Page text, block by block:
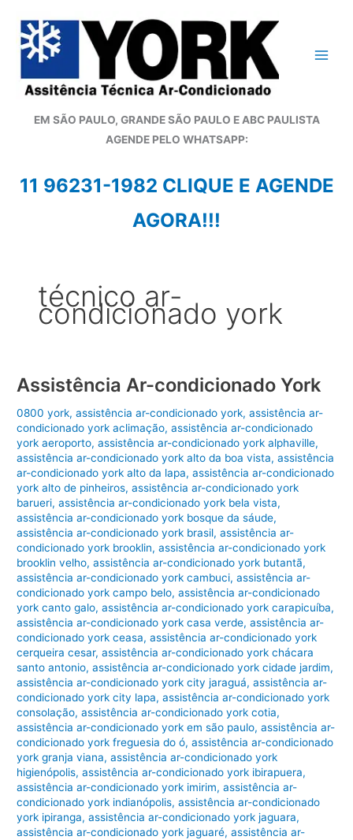
para
conteúdo
EM SÃO PAULO, GRANDE SÃO PAULO E ABC PAULISTA
AGENDE PELO WHATSAPP:
11 96231-1982 CLIQUE E AGENDE
AGORA!!!
técnico ar-
condicionado york
Assistência Ar-condicionado York
0800 york,assistência ar-condicionado york,assistência ar-
condicionado york aclimação,assistência ar-condicionado
york aeroporto,assistência ar-condicionado york alphaville,
assistência ar-condicionado york alto da boa vista,assistência
ar-condicionado york alto da lapa,assistência ar-condicionado
york alto de pinheiros,assistência ar-condicionado york
barueri,assistência ar-condicionado york bela vista,
assistência ar-condicionado york bosque da sáude,
assistência ar-condicionado york brasil,assistência ar-
condicionado york brooklin,assistência ar-condicionado york
brooklin velho,assistência ar-condicionado york butantã,
assistência ar-condicionado york cambuci,assistência ar-
condicionado york campo belo,assistência ar-condicionado
york canto galo,assistência ar-condicionado york carapicuíba,
assistência ar-condicionado york casa verde,assistência ar-
condicionado york ceasa,assistência ar-condicionado york
cerqueira cesar,assistência ar-condicionado york chácara
santo antonio,assistência ar-condicionado york cidade jardim,
assistência ar-condicionado york city jaraguá,assistência ar-
condicionado york city lapa,assistência ar-condicionado york
consolação,assistência ar-condicionado york cotia,
assistência ar-condicionado york em são paulo,assistência ar-
condicionado york freguesia do ó,assistência ar-condicionado
york granja viana,assistência ar-condicionado york
higienópolis,assistência ar-condicionado york ibirapuera,
assistência ar-condicionado york imirim,assistência ar-
condicionado york indianópolis,assistência ar-condicionado
york ipiranga,assistência ar-condicionado york jaguara,
assistência ar-condicionado york jaguaré,assistência ar-